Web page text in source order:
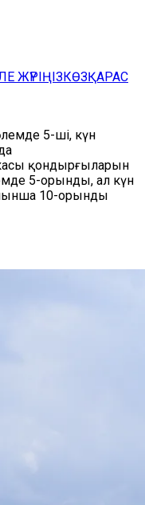
ЖҮРІҢІЗКӨЗҚАРАС
5-ші, күн
қондырғыларын
5-орынды, ал күн
10-орынды